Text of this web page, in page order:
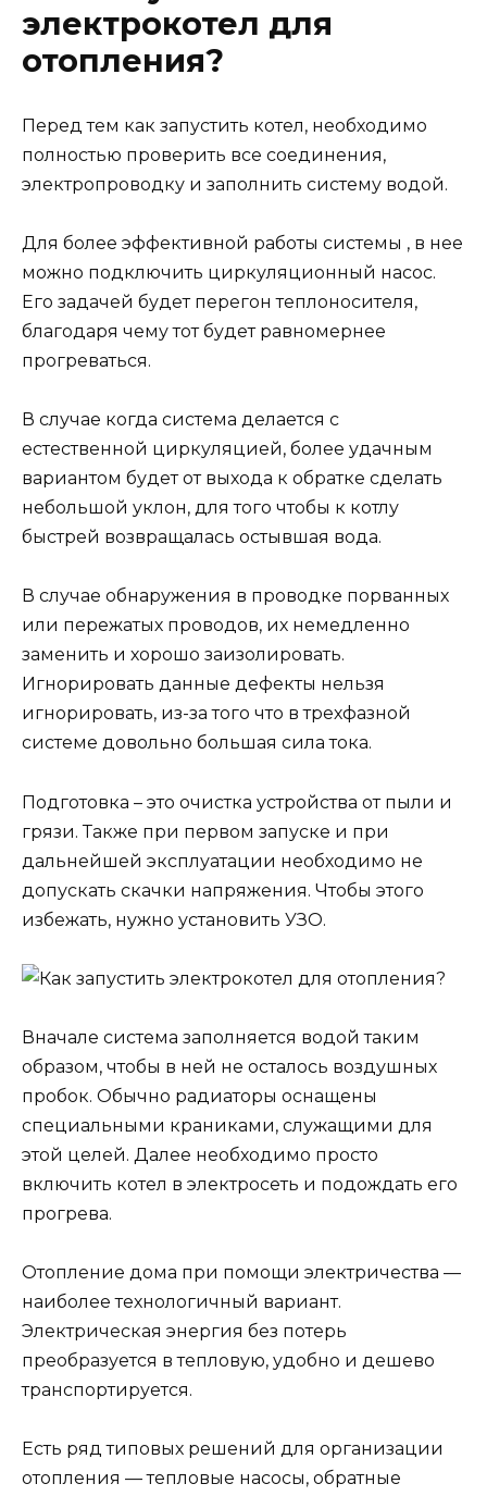
электрокотел для
отопления?
Перед тем как запустить котел, необходимо
полностью проверить все соединения,
электропроводку и заполнить систему водой.
Для более эффективной работы системы , в нее
можно подключить циркуляционный насос.
Его задачей будет перегон теплоносителя,
благодаря чему тот будет равномернее
прогреваться.
В случае когда система делается с
естественной циркуляцией, более удачным
вариантом будет от выхода к обратке сделать
небольшой уклон, для того чтобы к котлу
быстрей возвращалась остывшая вода.
В случае обнаружения в проводке порванных
или пережатых проводов, их немедленно
заменить и хорошо заизолировать.
Игнорировать данные дефекты нельзя
игнорировать, из-за того что в трехфазной
системе довольно большая сила тока.
Подготовка – это очистка устройства от пыли и
грязи. Также при первом запуске и при
дальнейшей эксплуатации необходимо не
допускать скачки напряжения. Чтобы этого
избежать, нужно установить УЗО.
Вначале система заполняется водой таким
образом, чтобы в ней не осталось воздушных
пробок. Обычно радиаторы оснащены
специальными краниками, служащими для
этой целей. Далее необходимо просто
включить котел в электросеть и подождать его
прогрева.
Отопление дома при помощи электричества —
наиболее технологичный вариант.
Электрическая энергия без потерь
преобразуется в тепловую, удобно и дешево
транспортируется.
Есть ряд типовых решений для организации
отопления — тепловые насосы, обратные